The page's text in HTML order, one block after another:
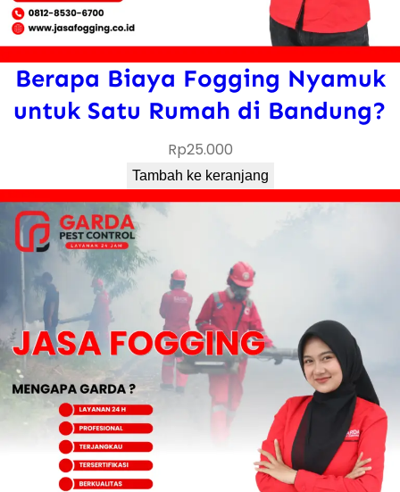
Berapa Biaya Fogging Nyamuk
untuk Satu Rumah di Bandung?
Rp25.000
Tambah ke keranjang